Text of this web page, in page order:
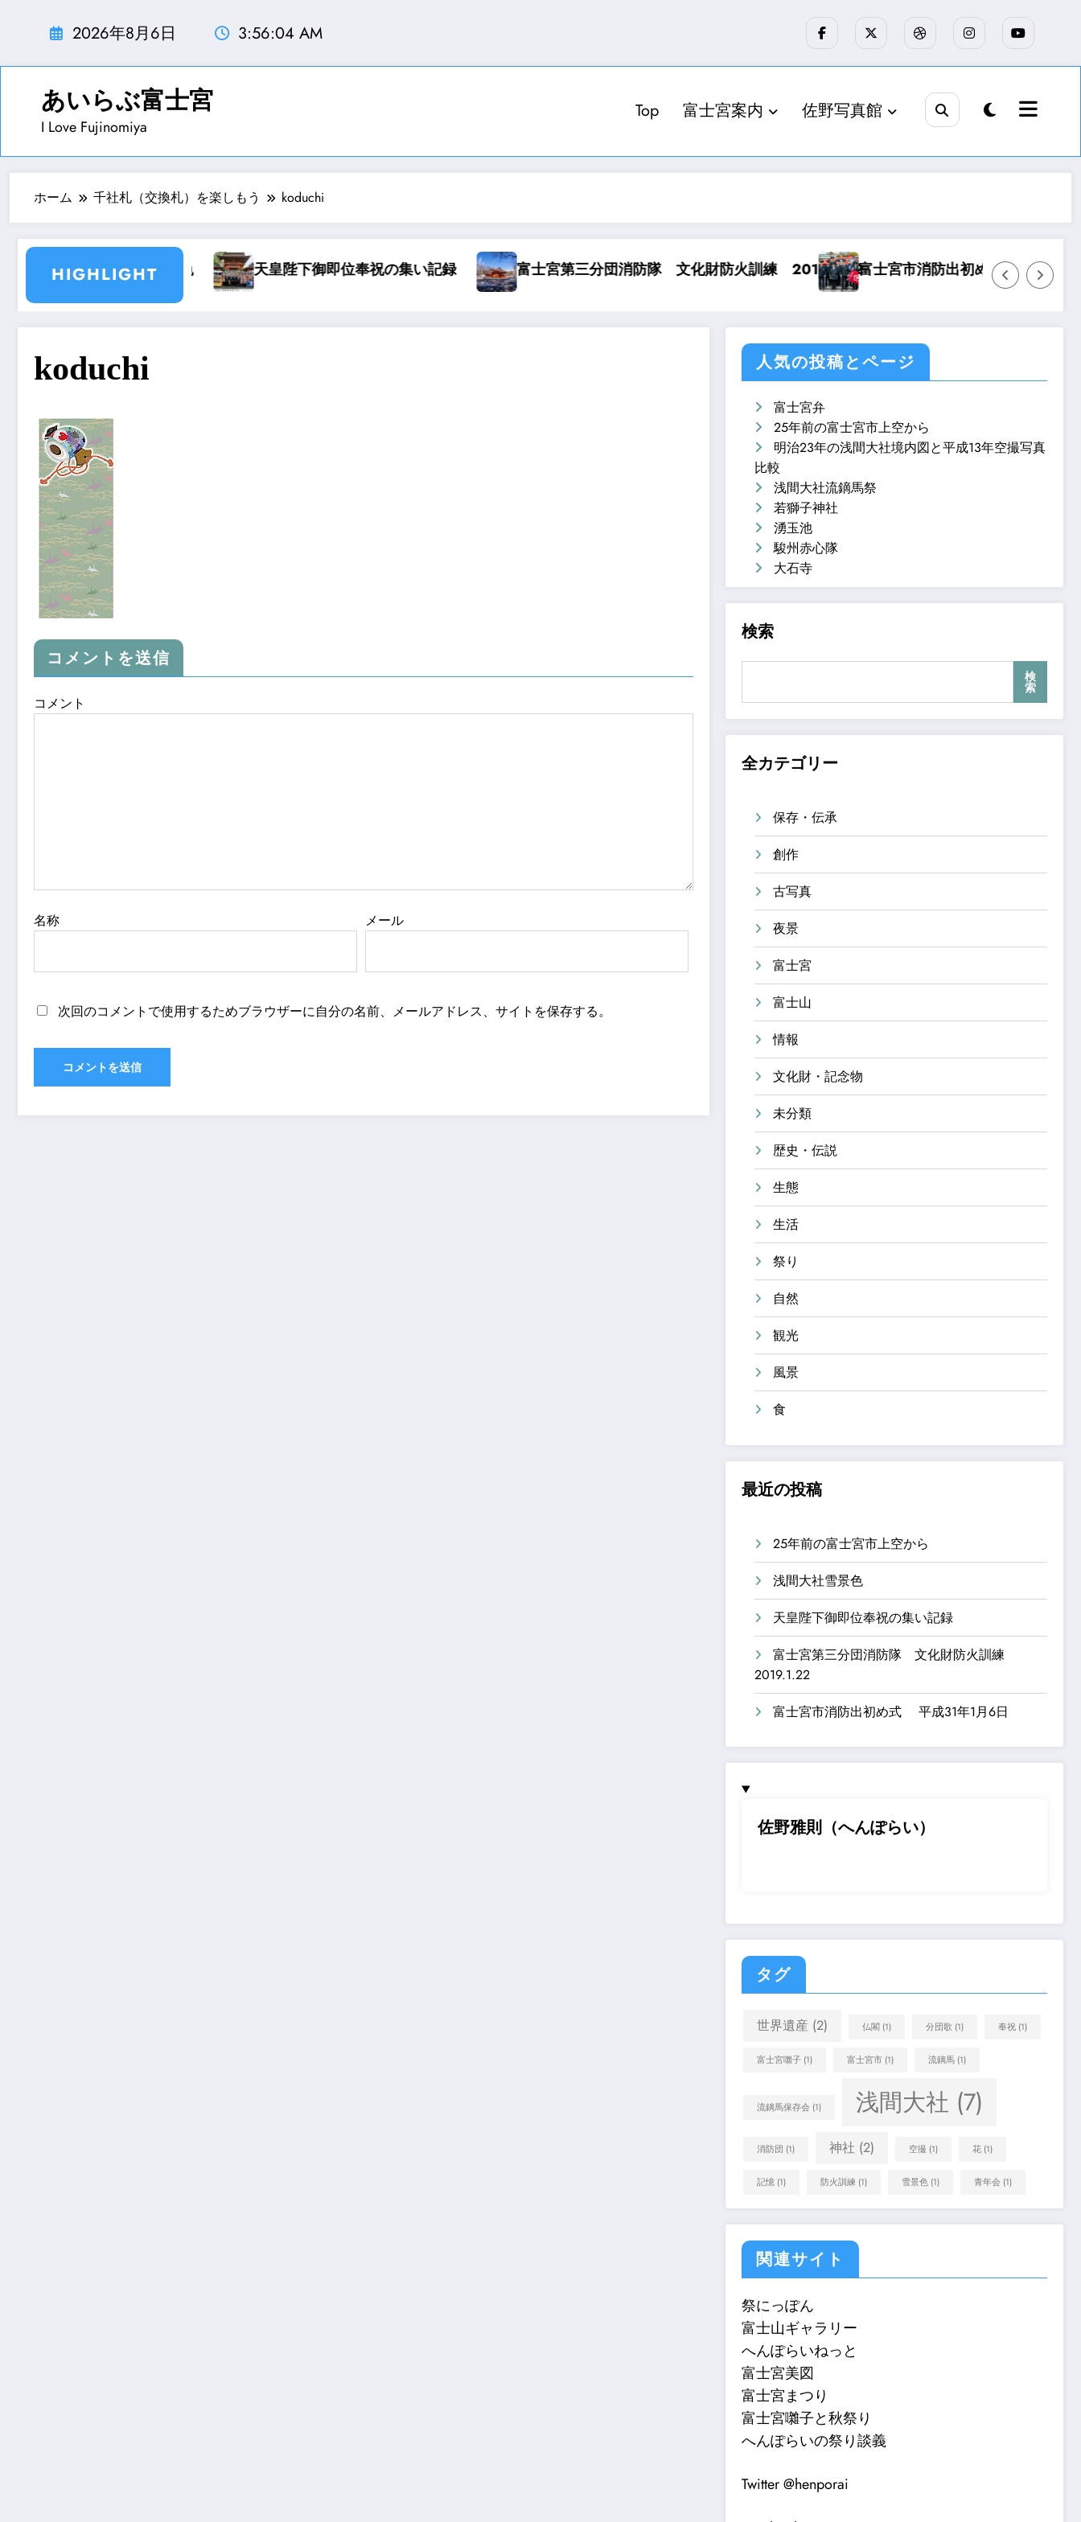
ン
ッ
2026年8月6日 3:56:05 AM
あいらぶ富士宮
I Love Fujinomiya
Top 富士宮案内 佐野写真館
ホーム 千社札（交換札）を楽しもう koduchi
HIGHLIGHT
間大社雪景色 天皇陛下御即位奉祝の集い記録 富士宮第三分団消防隊 文化財防火訓練 2019.1.22富士宮市消防出初め式 平成31年1月6日
koduchi
コメントを送信
コメント
名称 メール
次回のコメントで使用するためブラウザーに自分の名前、メールアドレス、サイトを保存する。
人気の投稿とページ
富士宮弁
25年前の富士宮市上空から
明治23年の浅間大社境内図と平成13年空撮写真
比較
浅間大社流鏑馬祭
若獅子神社
湧玉池
駿州赤心隊
大石寺
検索
検
索
全カテゴリー
保存・伝承
創作
古写真
夜景
富士宮
富士山
情報
文化財・記念物
未分類
歴史・伝説
生態
生活
祭り
自然
観光
風景
食
最近の投稿
25年前の富士宮市上空から
浅間大社雪景色
天皇陛下御即位奉祝の集い記録
富士宮第三分団消防隊 文化財防火訓練
2019.1.22
富士宮市消防出初め式 平成31年1月6日
佐野雅則（へんぽらい）
タグ
世界遺産 (2) 仏閣 (1) 分団歌 (1) 奉祝 (1)
富士宮囃子 (1) 富士宮市 (1) 流鏑馬 (1)
流鏑馬保存会 (1) 浅間大社 (7)
消防団 (1) 神社 (2) 空撮 (1) 花 (1)
記憶 (1) 防火訓練 (1) 雪景色 (1) 青年会 (1)
関連サイト
祭にっぽん
富士山ギャラリー
へんぽらいねっと
富士宮美図
富士宮まつり
富士宮囃子と秋祭り
へんぽらいの祭り談義
Twitter @henporai